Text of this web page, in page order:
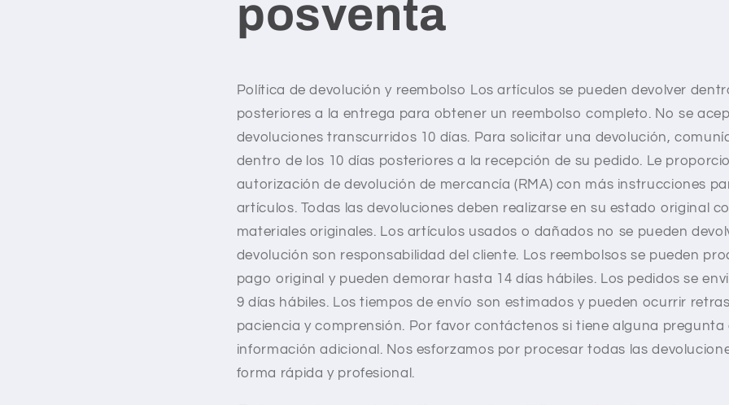
posventa
Política de devolución y reembolso Los artículos se pueden devolver
posteriores a la entrega para obtener un reembolso completo. No se
devoluciones transcurridos 10 días. Para solicitar una devolución,
dentro de los 10 días posteriores a la recepción de su pedido. Le
autorización de devolución de mercancía (RMA) con más instrucciones
artículos. Todas las devoluciones deben realizarse en su estado original
materiales originales. Los artículos usados ​​o dañados no se pueden
devolución son responsabilidad del cliente. Los reembolsos se pueden
pago original y pueden demorar hasta 14 días hábiles. Los pedidos se
9 días hábiles. Los tiempos de envío son estimados y pueden ocurrir
paciencia y comprensión. Por favor contáctenos si tiene alguna pregunta
información adicional. Nos esforzamos por procesar todas las
forma rápida y profesional.